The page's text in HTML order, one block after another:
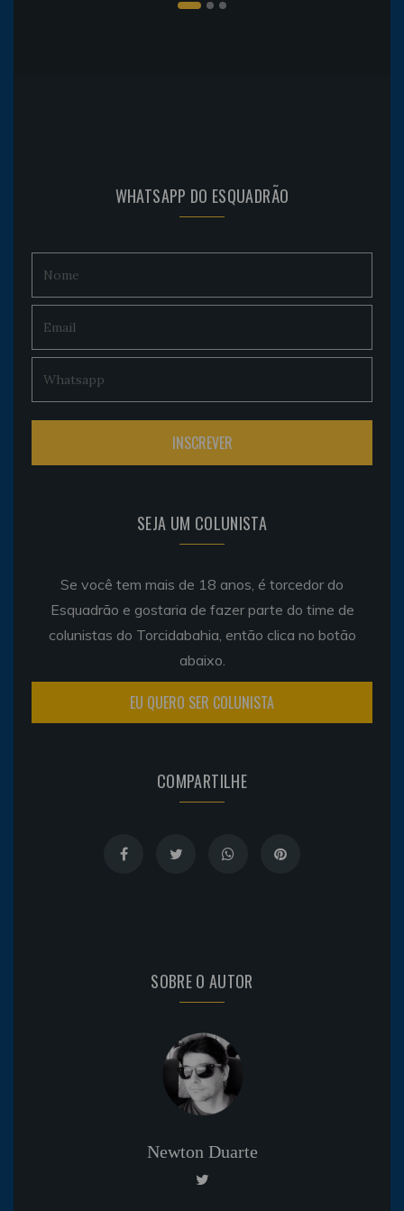
WHATSAPP DO ESQUADRÃO
SEJA UM COLUNISTA
Se você tem mais de 18 anos, é torcedor do
Esquadrão e gostaria de fazer parte do time de
colunistas do Torcidabahia, então clica no botão
abaixo.
EU QUERO SER COLUNISTA
COMPARTILHE
SOBRE O AUTOR
Newton Duarte